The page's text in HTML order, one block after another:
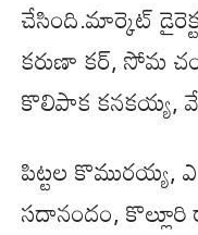
చేసింది.మార్కెట్
కరుణా కర్, సోమ
కొలిపాక కనకయ్య,
పిట్టల
సదానందం, కొల్లూరి